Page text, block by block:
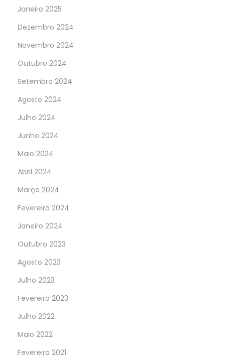
Janeiro 2025
Dezembro 2024
Novembro 2024
Outubro 2024
Setembro 2024
Agosto 2024
Julho 2024
Junho 2024
Maio 2024
Abril 2024
Março 2024
Fevereiro 2024
Janeiro 2024
Outubro 2023
Agosto 2023
Julho 2023
Fevereiro 2023
Julho 2022
Maio 2022
Fevereiro 2021